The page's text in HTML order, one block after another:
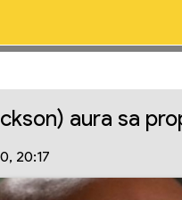
aura sa
20:17